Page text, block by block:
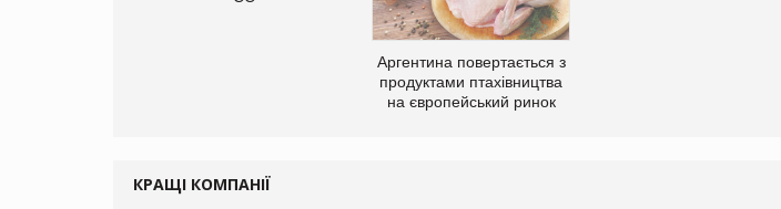
Аргентина повертається з
продуктами птахівництва
на європейський ринок
КРАЩІ КОМПАНІЇ